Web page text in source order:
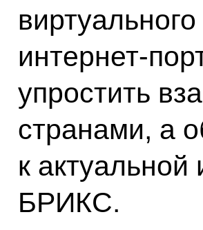
интернет-
упростить
странами, а
к
БРИКС.